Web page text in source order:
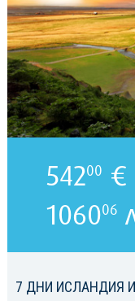
7 ДНИ ИСЛАНДИЯ
54200 €
106006